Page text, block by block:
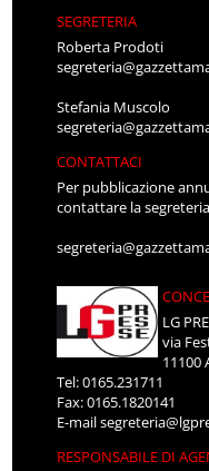
SEGRETERIA
Roberta Prodoti
Stefania Muscolo
CONTATTACI
Per pubblicazione
contattare la
LG
via
11100
Tel: 0165.231711
Fax: 0165.1820141
E-mail
RESPONSABILE DI